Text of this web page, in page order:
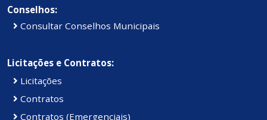
Conselhos:
Consultar Conselhos Municipais
Licitações e Contratos:
Licitações
Contratos
Contratos (Emergenciais)